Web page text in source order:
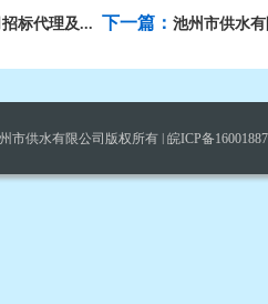
标代理及... 下一篇： 池州市供水
市供水有限公司版权所有 | 皖ICP备